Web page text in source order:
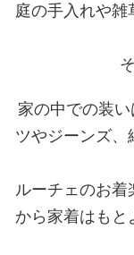
庭の手入れや
家の中での装
ツやジーンズ、
ルーチェのお
から家着はもと